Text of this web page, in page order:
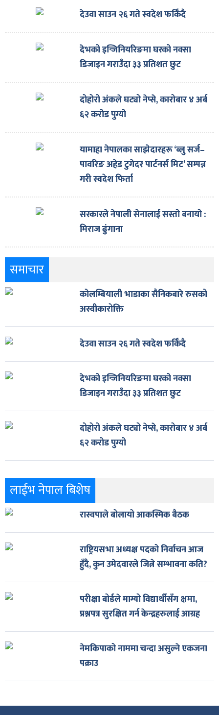
देउवा साउन २६ गते स्वदेश फर्किँदै
देभको इन्जिनियरिङमा घरको नक्सा
डिजाइन गराउँदा ३३ प्रतिशत छुट
दोहोरो अंकले घट्यो नेप्से, कारोबार ४ अर्ब
६२ करोड पुग्यो
यामाहा नेपालका साझेदारहरू ‘ब्लु सर्ज–
पावरिङ अहेड टुगेदर पार्टनर्स मिट’ सम्पन्न
गरी स्वदेश फिर्ता
सरकारले नेपाली सेनालाई सस्तो बनायो :
मिराज ढुंगाना
समाचार
कोलम्बियाली भाडाका सैनिकबारे रुसको
अस्वीकारोक्ति
देउवा साउन २६ गते स्वदेश फर्किँदै
देभको इन्जिनियरिङमा घरको नक्सा
डिजाइन गराउँदा ३३ प्रतिशत छुट
दोहोरो अंकले घट्यो नेप्से, कारोबार ४ अर्ब
६२ करोड पुग्यो
लाईभ नेपाल बिशेष
रास्वपाले बोलायो आकस्मिक बैठक
राष्ट्रियसभा अध्यक्ष पदको निर्वाचन आज
हुँदै, कुन उमेदवारले जित्ने सम्भावना कति?
परीक्षा बोर्डले माग्यो विद्यार्थीसँग क्षमा,
प्रश्नपत्र सुरक्षित गर्न केन्द्रहरुलाई आग्रह
नेमकिपाको नाममा चन्दा असुल्ने एकजना
पक्राउ